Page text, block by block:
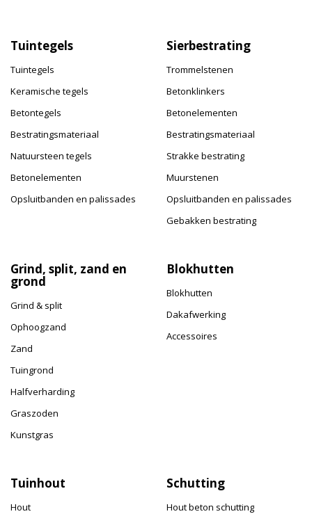
Tuintegels
Tuintegels
Keramische tegels
Betontegels
Bestratingsmateriaal
Natuursteen tegels
Betonelementen
Opsluitbanden en palissades
Sierbestrating
Trommelstenen
Betonklinkers
Betonelementen
Bestratingsmateriaal
Strakke bestrating
Muurstenen
Opsluitbanden en palissades
Gebakken bestrating
Grind, split, zand en
grond
Grind & split
Ophoogzand
Zand
Tuingrond
Halfverharding
Graszoden
Kunstgras
Blokhutten
Blokhutten
Dakafwerking
Accessoires
Tuinhout
Hout
Schutting
Hout beton schutting